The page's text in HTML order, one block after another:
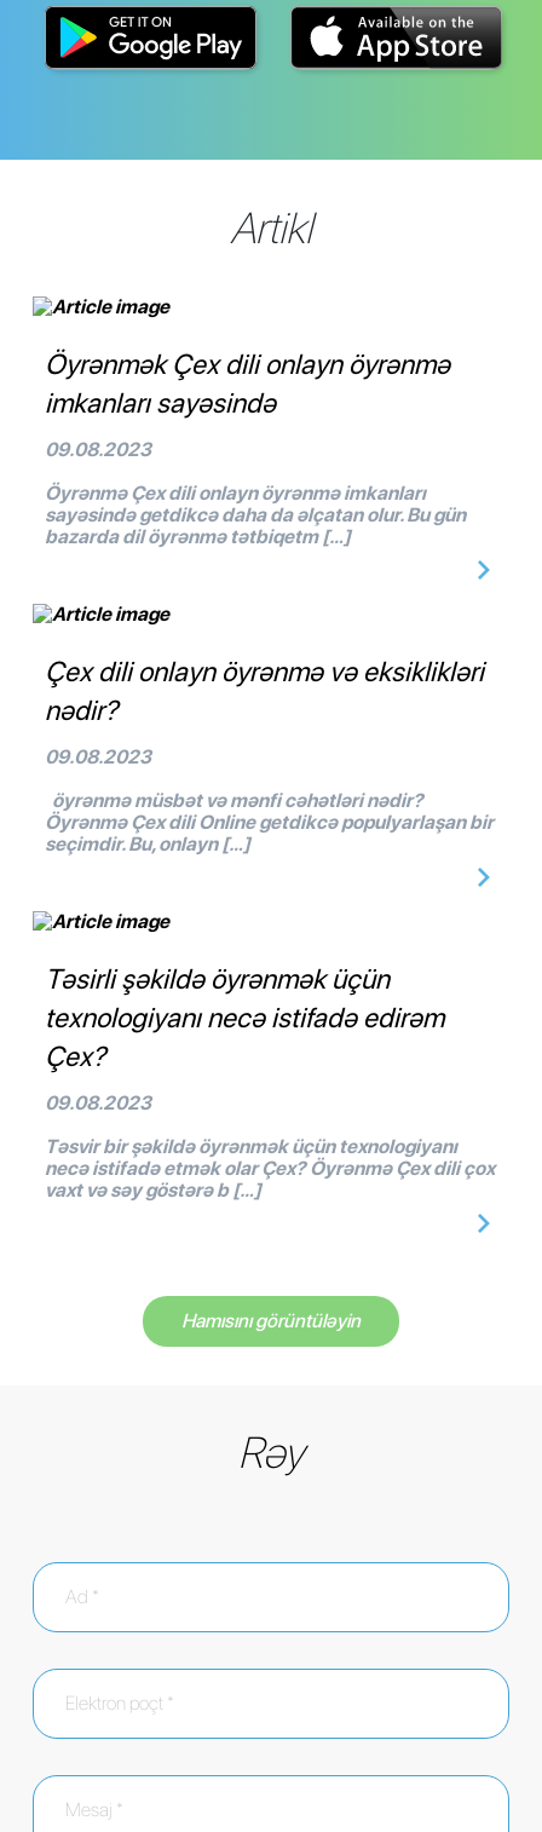
Artikl
Öyrənmək Çex dili onlayn öyrənmə
imkanları sayəsində
09.08.2023
Öyrənmə Çex dili onlayn öyrənmə imkanları
sayəsində getdikcə daha da əlçatan olur. Bu gün
bazarda dil öyrənmə tətbiqetm […]
Çex dili onlayn öyrənmə və eksiklikləri
nədir?
09.08.2023
öyrənmə müsbət və mənfi cəhətləri nədir?
Öyrənmə Çex dili Online getdikcə populyarlaşan bir
seçimdir. Bu, onlayn […]
Təsirli şəkildə öyrənmək üçün
texnologiyanı necə istifadə edirəm
Çex?
09.08.2023
Təsvir bir şəkildə öyrənmək üçün texnologiyanı
necə istifadə etmək olar Çex? Öyrənmə Çex dili çox
vaxt və səy göstərə b […]
Hamısını görüntüləyin
Rəy